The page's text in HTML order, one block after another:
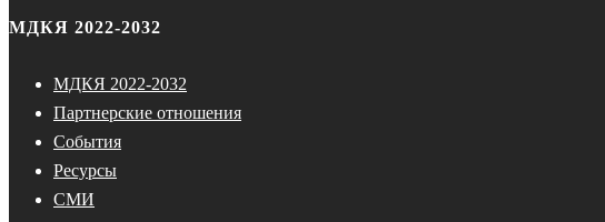
МДКЯ 2022-2032
МДКЯ 2022-2032
Партнерские отношения
События
Ресурсы
СМИ